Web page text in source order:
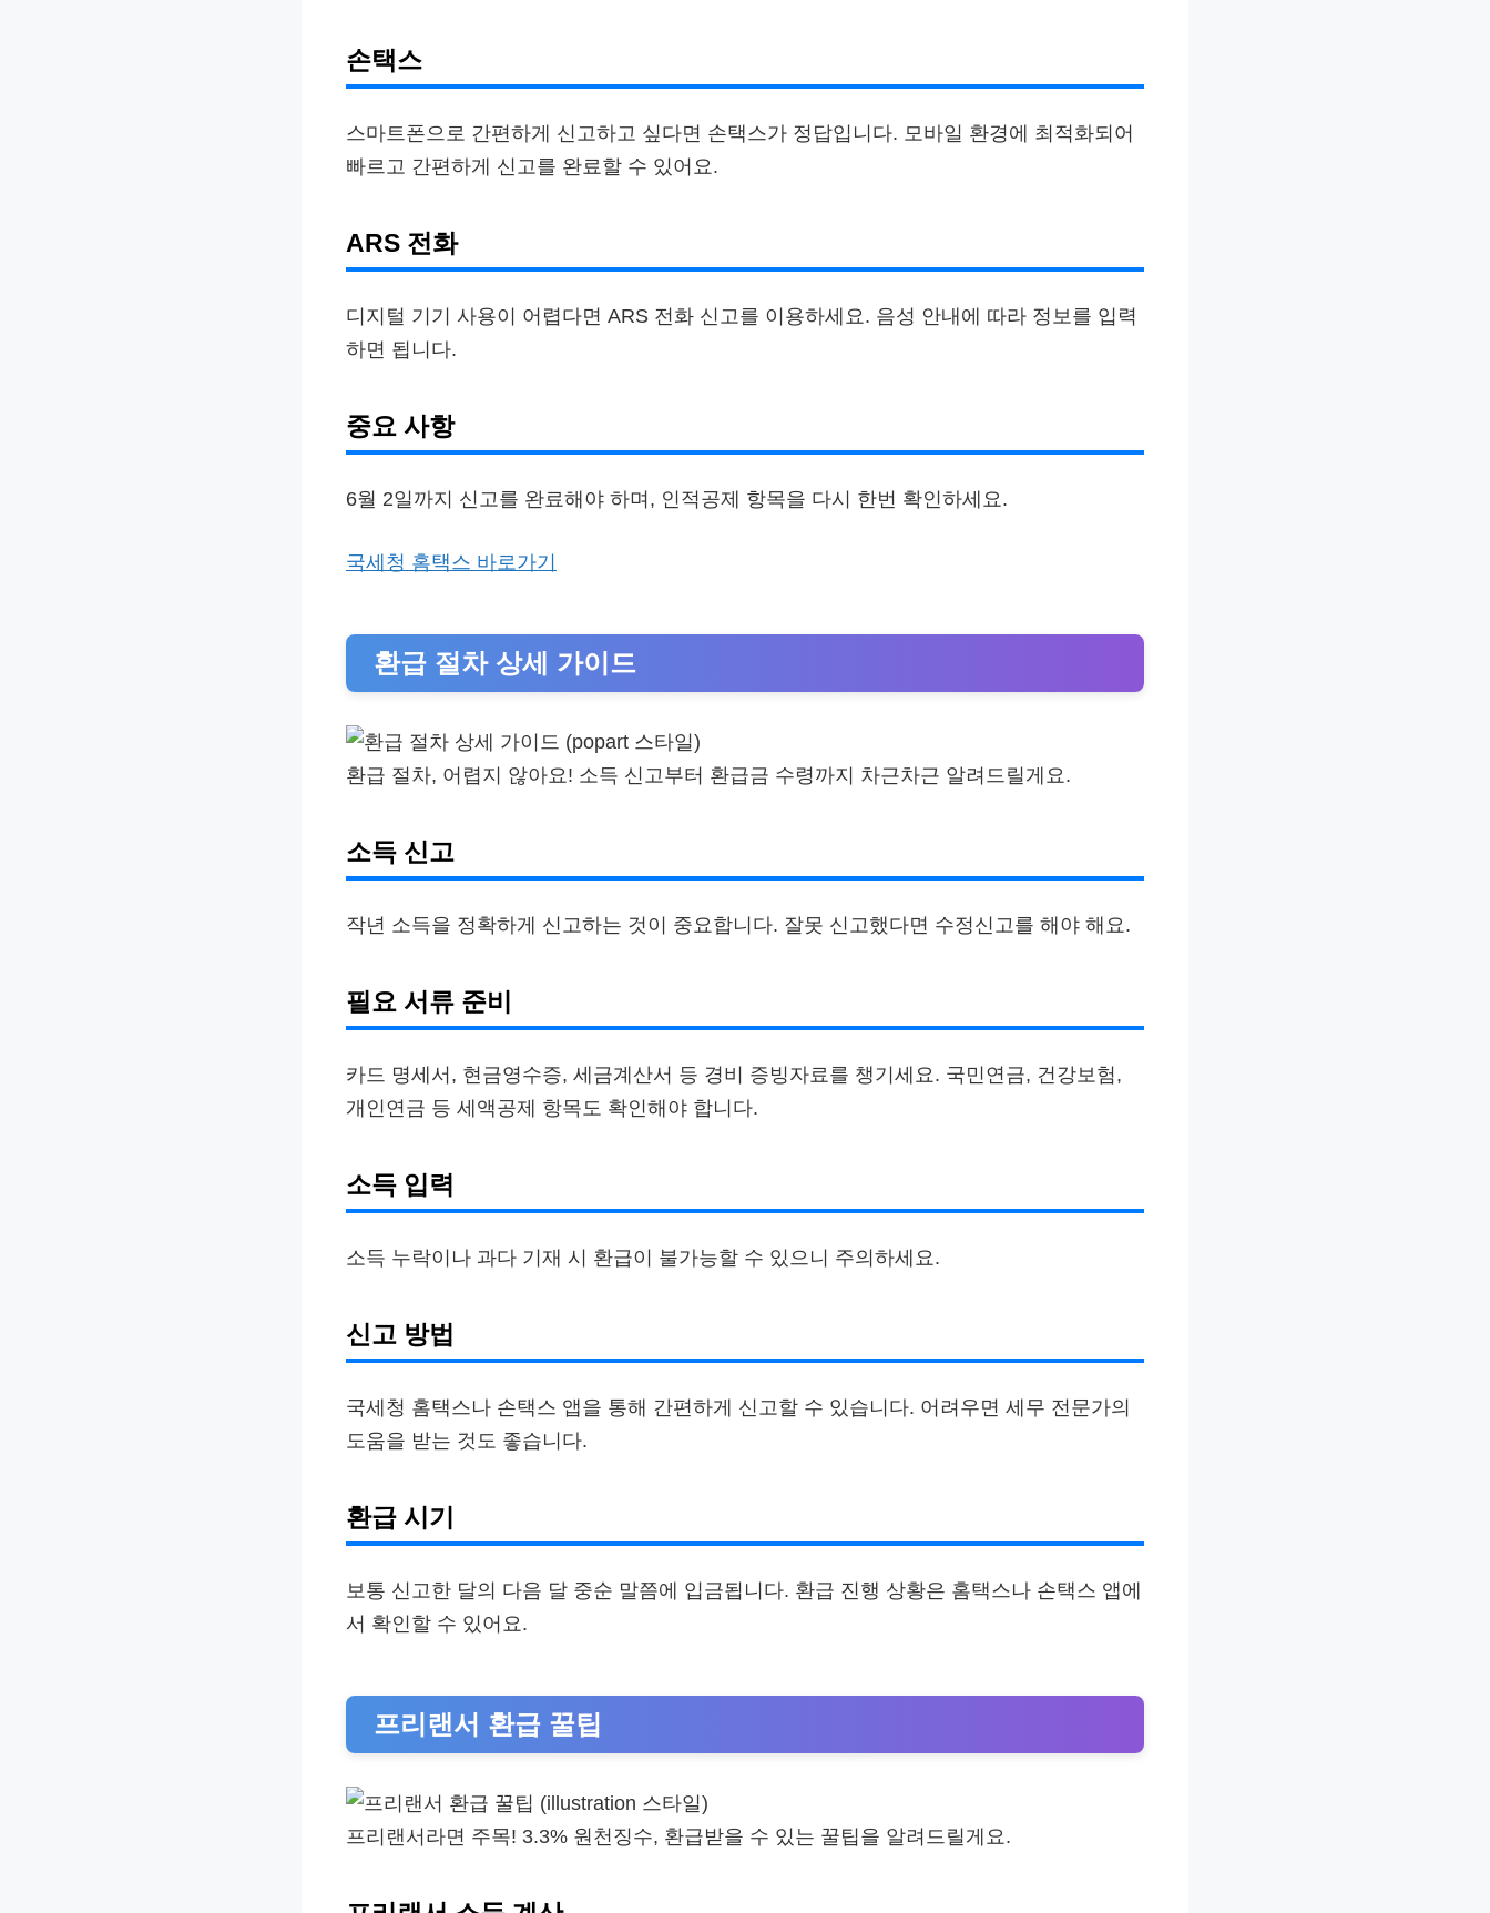
손택스
스마트폰으로 간편하게 신고하고 싶다면 손택스가 정답입니다. 모바일 환경에 최적화되어
빠르고 간편하게 신고를 완료할 수 있어요.
ARS 전화
디지털 기기 사용이 어렵다면 ARS 전화 신고를 이용하세요. 음성 안내에 따라 정보를 입력
하면 됩니다.
중요 사항
6월 2일까지 신고를 완료해야 하며, 인적공제 항목을 다시 한번 확인하세요.
국세청 홈택스 바로가기
환급 절차 상세 가이드
환급 절차, 어렵지 않아요! 소득 신고부터 환급금 수령까지 차근차근 알려드릴게요.
소득 신고
작년 소득을 정확하게 신고하는 것이 중요합니다. 잘못 신고했다면 수정신고를 해야 해요.
필요 서류 준비
카드 명세서, 현금영수증, 세금계산서 등 경비 증빙자료를 챙기세요. 국민연금, 건강보험,
개인연금 등 세액공제 항목도 확인해야 합니다.
소득 입력
소득 누락이나 과다 기재 시 환급이 불가능할 수 있으니 주의하세요.
신고 방법
국세청 홈택스나 손택스 앱을 통해 간편하게 신고할 수 있습니다. 어려우면 세무 전문가의
도움을 받는 것도 좋습니다.
환급 시기
보통 신고한 달의 다음 달 중순 말쯤에 입금됩니다. 환급 진행 상황은 홈택스나 손택스 앱에
서 확인할 수 있어요.
프리랜서 환급 꿀팁
프리랜서라면 주목! 3.3% 원천징수, 환급받을 수 있는 꿀팁을 알려드릴게요.